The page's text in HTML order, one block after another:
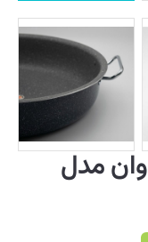
دسته سایز ۲۸ لاوان مدل